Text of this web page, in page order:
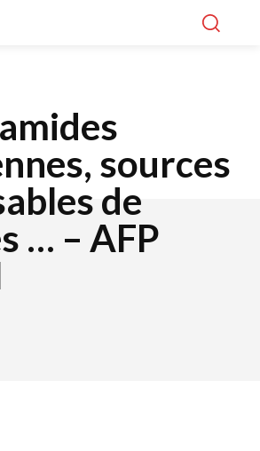
sources
de
… – AFP